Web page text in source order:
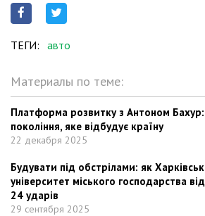
ТЕГИ: авто
Материалы по теме:
Платформа розвитку з Антоном Бахур:
покоління, яке відбудує країну
22 декабря 2025
Будувати під обстрілами: як
університет міського господарства
24 ударів
29 сентября 2025